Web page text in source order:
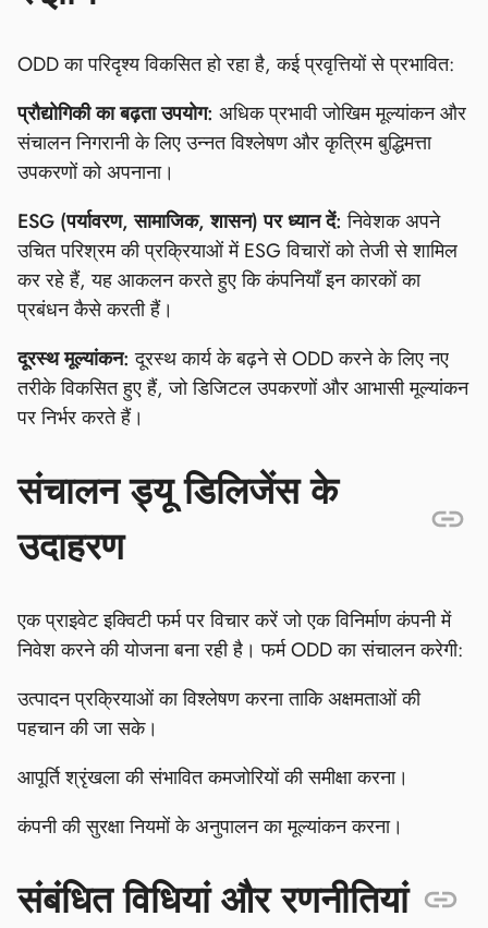
ODD का परिदृश्य विकसित हो रहा है, कई प्रवृत्तियों से प्रभावित:
प्रौद्योगिकी का बढ़ता उपयोग: अधिक प्रभावी जोखिम मूल्यांकन और
संचालन निगरानी के लिए उन्नत विश्लेषण और कृत्रिम बुद्धिमत्ता
उपकरणों को अपनाना।
ESG (पर्यावरण, सामाजिक, शासन) पर ध्यान दें: निवेशक अपने
उचित परिश्रम की प्रक्रियाओं में ESG विचारों को तेजी से शामिल
कर रहे हैं, यह आकलन करते हुए कि कंपनियाँ इन कारकों का
प्रबंधन कैसे करती हैं।
दूरस्थ मूल्यांकन: दूरस्थ कार्य के बढ़ने से ODD करने के लिए नए
तरीके विकसित हुए हैं, जो डिजिटल उपकरणों और आभासी मूल्यांकन
पर निर्भर करते हैं।
संचालन ड्यू डिलिजेंस के
उदाहरण
एक प्राइवेट इक्विटी फर्म पर विचार करें जो एक विनिर्माण कंपनी में
निवेश करने की योजना बना रही है। फर्म ODD का संचालन करेगी:
उत्पादन प्रक्रियाओं का विश्लेषण करना ताकि अक्षमताओं की
पहचान की जा सके।
आपूर्ति श्रृंखला की संभावित कमजोरियों की समीक्षा करना।
कंपनी की सुरक्षा नियमों के अनुपालन का मूल्यांकन करना।
संबंधित विधियां और रणनीतियां